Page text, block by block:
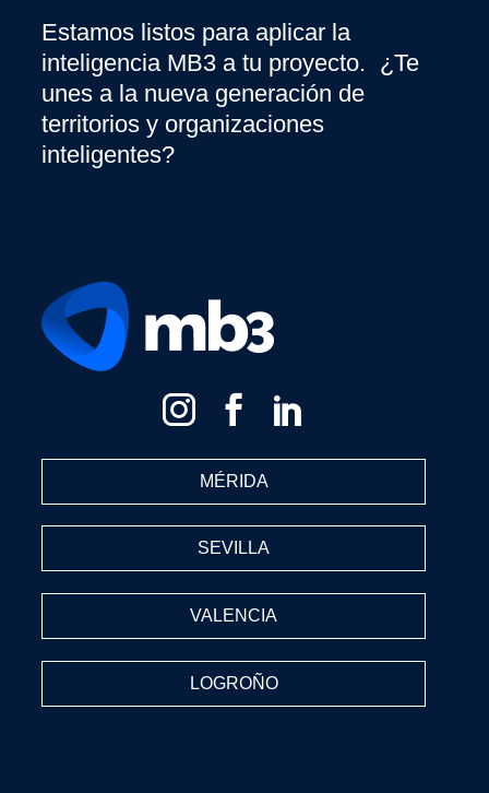
Estamos listos para aplicar la
inteligencia MB3 a tu proyecto. ¿Te
unes a la nueva generación de
territorios y organizaciones
inteligentes?
MÉRIDA
SEVILLA
VALENCIA
LOGROÑO